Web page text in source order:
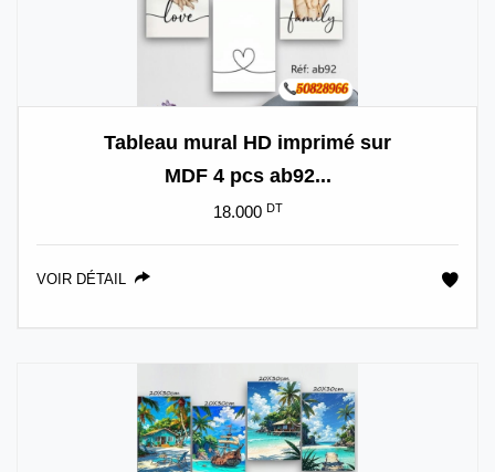
Tableau mural HD imprimé sur
MDF 4 pcs ab92...
18.000 DT
VOIR DÉTAIL